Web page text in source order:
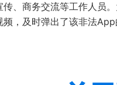
、商务交流等工作人员
，及时弹出了该非法App